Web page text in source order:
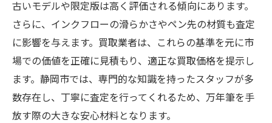
古いモデルや限定版は高く評価される傾向にあります。
さらに、インクフローの滑らかさやペン先の材質も査定
に影響を与えます。買取業者は、これらの基準を元に市
場での価値を正確に見積もり、適正な買取価格を提示し
ます。静岡市では、専門的な知識を持ったスタッフが多
数存在し、丁寧に査定を行ってくれるため、万年筆を手
放す際の大きな安心材料となります。